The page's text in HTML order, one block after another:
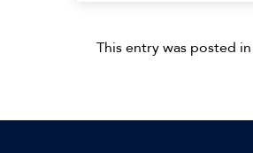
This entry was posted in